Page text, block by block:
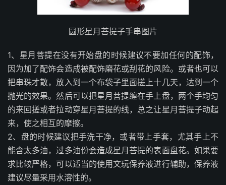
圆形星月菩提子手串图片
1、星月菩提在没有开始盘的时候建议不要加任何的配饰，
因为加了配饰会造成被配饰磨花或刮花的风险。或者也可以
把串珠才散，放入到一个布袋子里面搓上十几天，达到一个
抛光的效果。然后可以把星月菩提缠在手上盘，两个手均匀
的来回搓或者拉动穿星月菩提的线，总之让星月菩提子动起
来，使之相互的摩擦。
2、盘的时候建议把手洗干净，或者带上手套，尤其手上不
能含太多油，过多油份会造成星月菩提的表面盘花。如果要
求比较严格，可以适当的使用文玩保养液进行辅助，保养液
建议尽量采用水溶性的。